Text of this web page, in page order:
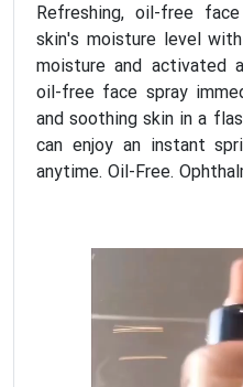
Refreshing, oil-free
skin's moisture level
moisture and activated
oil-free face spray
and soothing skin in a
can enjoy an instant
anytime. Oil-Free.